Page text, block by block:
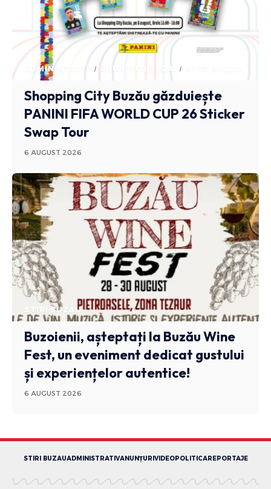
ADMINISTRATIV ANUNTURI BUZAU
Shopping City Buzău găzduiește
PANINI FIFA WORLD CUP 26 Sticker
Swap Tour
6 AUGUST 2026
STIRI BUZAU
Buzoienii, așteptați la Buzău Wine
Fest, un eveniment dedicat gustului
și experiențelor autentice!
6 AUGUST 2026
STIRI BUZAUADMINISTRATIVANUNȚURI VIDEOPOLITICAREPORTAJE